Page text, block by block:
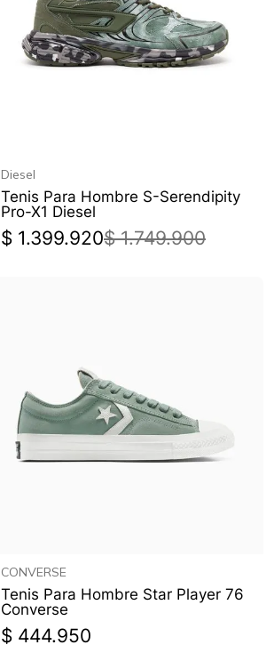
Diesel
Tenis Para Hombre S-Serendipity
Pro-X1 Diesel
$ 1.399.920$ 1.749.900
CONVERSE
Tenis Para Hombre Star Player 76
Converse
$ 444.950